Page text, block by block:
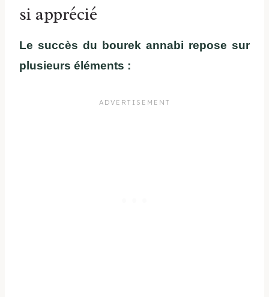
si apprécié
Le succès du bourek annabi repose sur
plusieurs éléments :